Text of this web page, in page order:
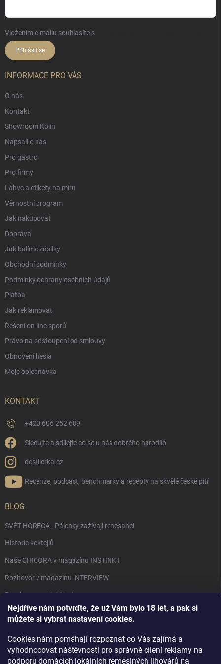
Nejdříve nám potvrďte, že už Vám bylo 18 let, a pak si
můžete si vybrat nastavení cookies.
Cookies nám pomáhají rozpoznat co Vás zajímá a
vyhodnocovat náštěvnosti pro správné cílení reklamy na
podporu domácích lokálních řemeslných lihovárů na
Vložením e-mailu souhlasíte s
Přihlásit se
INFORMACE PRO VÁS
O nás
Kontakt
Showroom Kolín
Napsali o nás
Pro gastro
Pro firmy
Láhve a etikety na míru
Věrnostní program
Jak nakupovat
Doprava
Jak balíme zásilky
Obchodní podmínky
Podmínky ochrany osobních údajů
Platba
Jak reklamovat
Řešení on-line sporů
Právo na odstoupení od smlouvy
Obnovení hesla
Moje objednávka
KONTAKT
+420 606 252 689
Sledujte a sdílejte co se u nás dobrého narodilo
destilerka.cz
Recenze, podcast, benchmarky a recepty na skvělé české pití
BLOG
SVĚT HORECA - Pálenky zažívají renesanci
Historie koktejlů
Naše CHICORA v magazínu INSTINKT
Rozhovor v magazínu INTERVIEW
Bourbon, americká krása.
Napsali v TÝDNU o naší práci
Rozhovor s DESTILERKA.CZ v magazínu DRINKING-CAT